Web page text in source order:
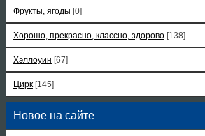
Фрукты, ягоды [0]
Хорошо, прекрасно, классно, здорово [138]
Хэллоуин [67]
Цирк [145]
Новое на сайте